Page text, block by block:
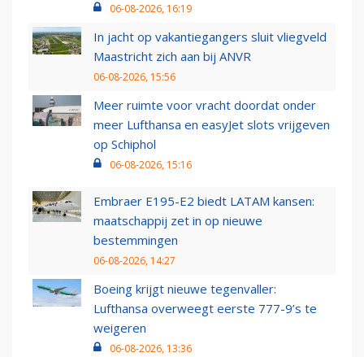
06-08-2026, 16:19
In jacht op vakantiegangers sluit vliegveld
Maastricht zich aan bij ANVR
06-08-2026, 15:56
Meer ruimte voor vracht doordat onder
meer Lufthansa en easyJet slots vrijgeven
op Schiphol
06-08-2026, 15:16
Embraer E195-E2 biedt LATAM kansen:
maatschappij zet in op nieuwe
bestemmingen
06-08-2026, 14:27
Boeing krijgt nieuwe tegenvaller:
Lufthansa overweegt eerste 777-9’s te
weigeren
06-08-2026, 13:36